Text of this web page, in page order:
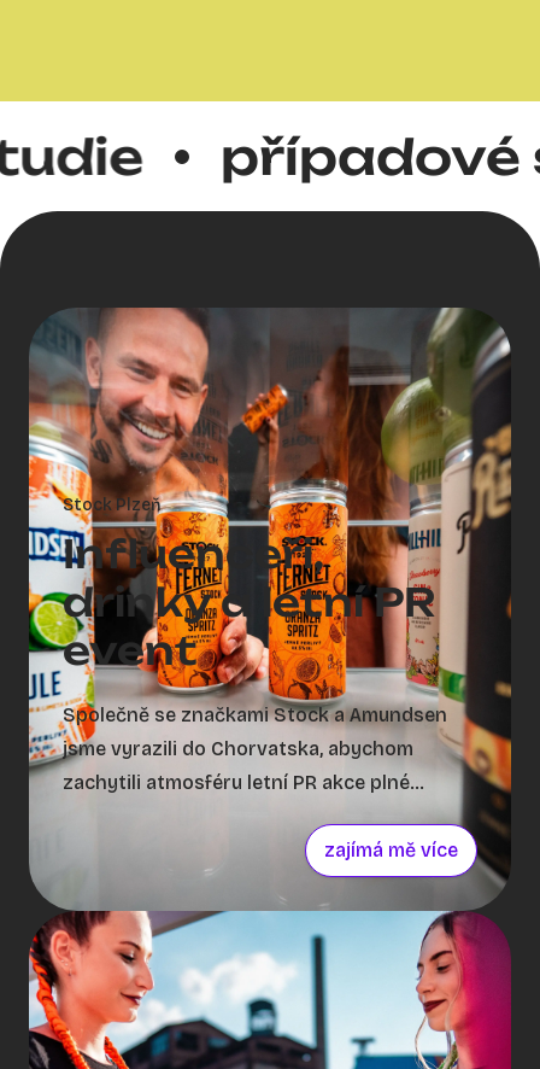
případové
Stock Plzeň
Influenceři,
drinky a letní PR
event
Společně se značkami Stock a Amundsen
jsme vyrazili do Chorvatska, abychom
zachytili atmosféru letní PR akce plné
influencerů, drinků a stylového prostředí.
Naším cílem bylo vytvořit vizuálně atraktivní
obsah, který podpoří uvedení nových RTD
míchaných drinků na trh. I když počasí
zrovna nepřálo, přizpůsobili jsme produkci
na místě a natočili i nafotili materiál, který
zaujal – a klient ho okamžitě použil ve své
komunikaci.
zajímá mě více